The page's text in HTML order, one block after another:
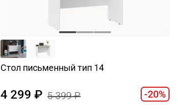
Стол письменный тип 14
4 299 5 399 -20%